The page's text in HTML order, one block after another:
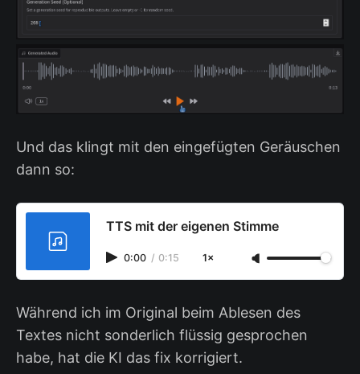
Und das klingt mit den eingefügten Geräuschen
dann so:
TTS mit der eigenen Stimme
0:00 / 0:15 1×
Während ich im Original beim Ablesen des
Textes nicht sonderlich flüssig gesprochen
habe, hat die KI das fix korrigiert.